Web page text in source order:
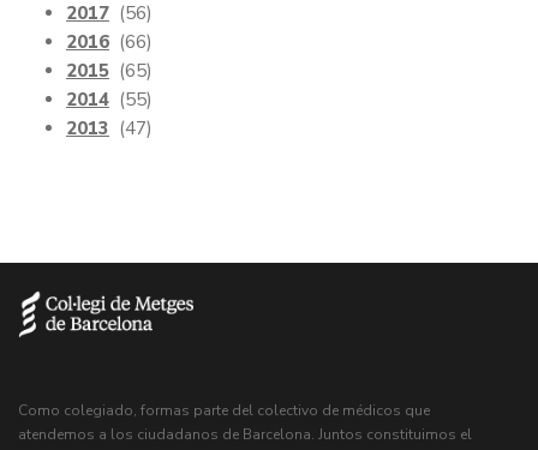
2017 (56)
2016 (66)
2015 (65)
2014 (55)
2013 (47)
Como colegiado, formas parte del colectivo de médicos que
atendemos a los ciudadanos de Barcelona. Juntos constituimos el